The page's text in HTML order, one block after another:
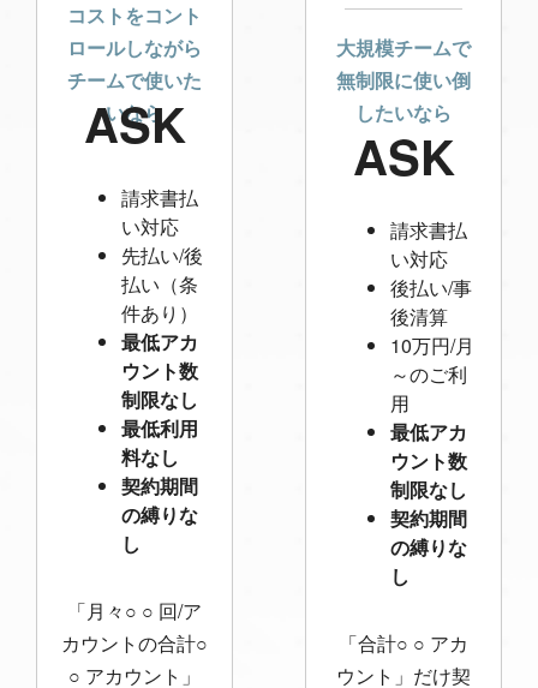
コストをコント
ロールしながら
チームで使いた
いなら
ASK
請求書払
い対応
先払い/後
払い（条
件あり）
最低アカ
ウント数
制限なし
最低利用
料なし
契約期間
の縛りな
し
「月々○ ○ 回/ア
カウントの合計○
○ アカウント」
大規模チームで
無制限に使い倒
したいなら
ASK
請求書払
い対応
後払い/事
後清算
10万円/月
～のご利
用
最低アカ
ウント数
制限なし
契約期間
の縛りな
し
「合計○ ○ アカ
ウント」だけ契